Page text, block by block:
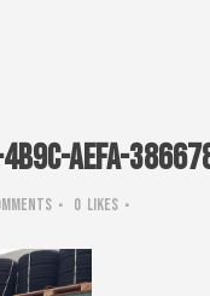
aefa-
0 Likes